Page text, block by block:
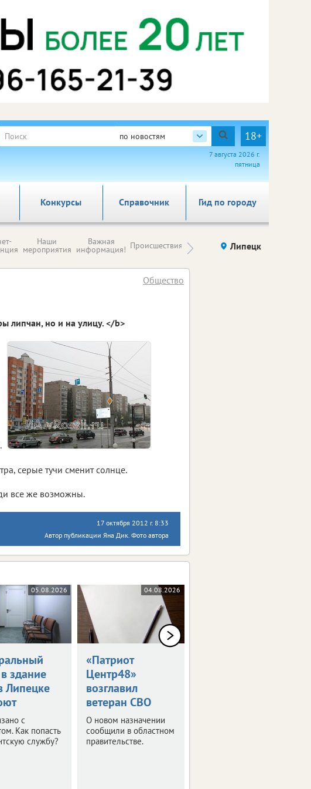
по новостям 18+
7 августа 2026 г.
пятница
Справочник Гид по городу
Конкурсы
Наши
мероприятия
Важная
информация! Происшествия Здоровье компаний (на
правах
Липецк
Общество
липчан, но и на улицу. </b>
серые тучи сменит солнце.
все же возможны.
17 октября 2012 г. 8:33
Автор публикации Яна Дик. Фото автора
05.08.2026
здание
Липецке
с
Как попасть
службу?
04.08.2026
«Патриот
Центр48»
возглавил
ветеран СВО
О новом назначении
сообщили в областном
правительстве.